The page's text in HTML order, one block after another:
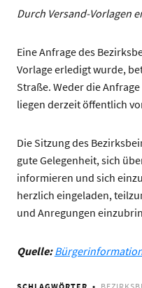
Durch Versand-Vorlagen
Eine Anfrage des
Vorlage erledigt wurde,
Straße. Weder die
liegen derzeit öffentlich
Die Sitzung des
gute Gelegenheit, sich
informieren und sich
herzlich eingeladen,
und Anregungen
Quelle: